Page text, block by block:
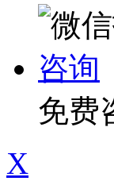
咨询
免费
X